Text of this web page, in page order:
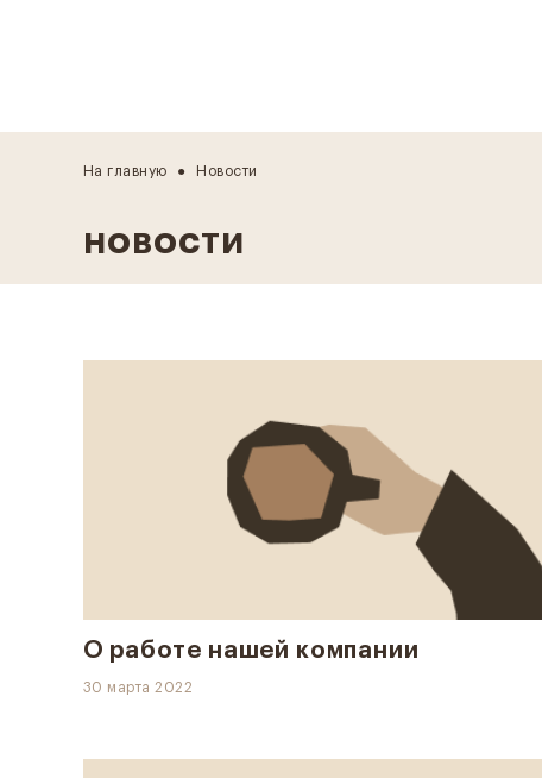
На главную Новости
НОВОСТИ
О работе нашей компании
30 марта 2022